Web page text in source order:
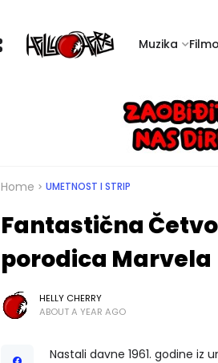
Muzika
Home UMETNOST I STRIP
Fantastična
porodica Marvela
HELLY CHERRY
ABOUT A YEAR AGO
Nastali davne 1961. godine iz